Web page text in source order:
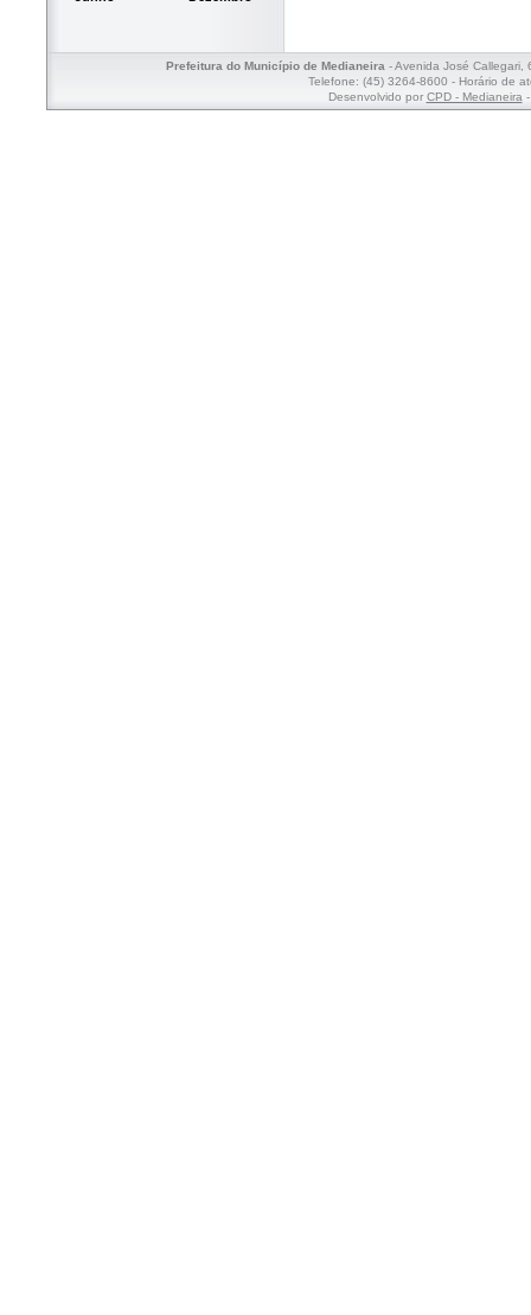
Prefeitura do Município de Medianeira- Avenida José Callegari,
Telefone: (45) 3264-8600 - Horário de
Desenvolvido por CPD - Medianeira-